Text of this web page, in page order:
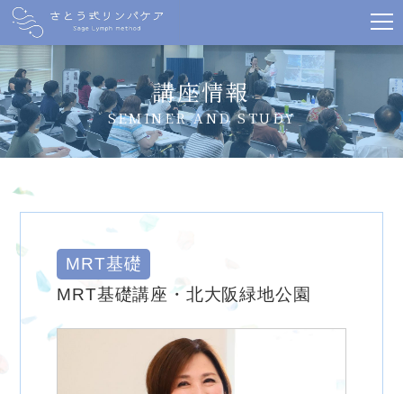
講座情報
SEMINER AND STUDY
MRT基礎
MRT基礎講座・北大阪緑地公園